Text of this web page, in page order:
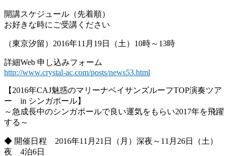
開講スケジュール（先着順）
お好きな時にご受講ください
（東京汐留）2016年11月19日（土）10時～13時
詳細Web 申し込みフォーム
http://www.crystal-ac.com/posts/news53.html
【2016年CAJ魅惑のマリーナベイサンズルーフTOP演奏ツア
ー in シンガポール】
～急成長中のシンガポールで良い運気をもらい2017年を飛躍
する～
◆ 開催日程 2016年11月21日（月）深夜～11月26日（土）
夜 4泊6日